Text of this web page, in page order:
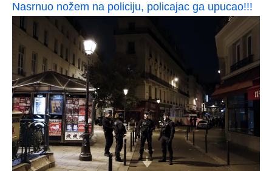
Nasrnuo nožem na policiju, policajac ga upucao!!!